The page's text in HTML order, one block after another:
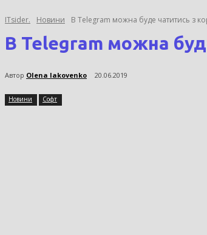
ITsider. Новини В Telegram можна буде чатитись з
В Telegram можна
Автор Olena Iakovenko 20.06.2019
Новини Софт